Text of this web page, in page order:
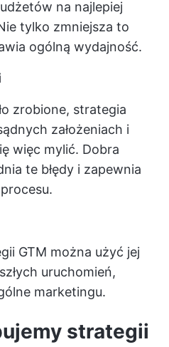
na najlepiej
tylko zmniejsza to
ogólną wydajność.
zrobione, strategia
założeniach i
więc mylić. Dobra
te błędy i zapewnia
GTM można użyć jej
uruchomień,
marketingu.
strategii